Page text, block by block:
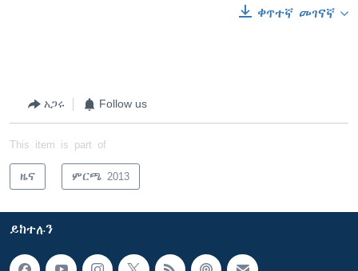
ቀጥተኛ መገናኛ
አጋሩ Follow us
This item is part of
ዜና ምርጫ 2013
ይከተሉን